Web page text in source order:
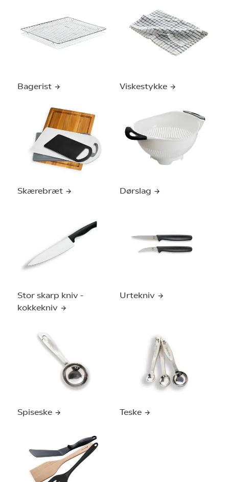
Bagerist Viskestykke
Skærebræt Dørslag
Stor skarp kniv -
kokkekniv
Urtekniv
Spiseske Teske